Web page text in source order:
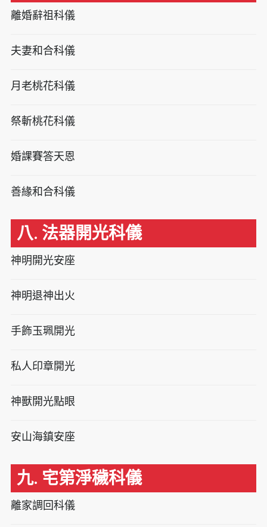
離婚辭祖科儀
夫妻和合科儀
月老桃花科儀
祭斬桃花科儀
婚課賽答天恩
善緣和合科儀
八. 法器開光科儀
神明開光安座
神明退神出火
手飾玉珮開光
私人印章開光
神獸開光點眼
安山海鎮安座
九. 宅第淨穢科儀
離家調回科儀